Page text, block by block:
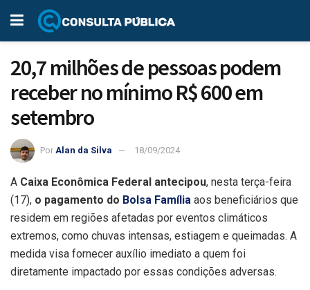
20,7 milhões de pessoas podem
receber no mínimo R$ 600 em
setembro
Por Alan da Silva 18/09/2024
A Caixa Econômica Federal antecipou, nesta terça-feira
(17), o pagamento do Bolsa Família aos beneficiários que
residem em regiões afetadas por eventos climáticos
extremos, como chuvas intensas, estiagem e queimadas. A
medida visa fornecer auxílio imediato a quem foi
diretamente impactado por essas condições adversas.